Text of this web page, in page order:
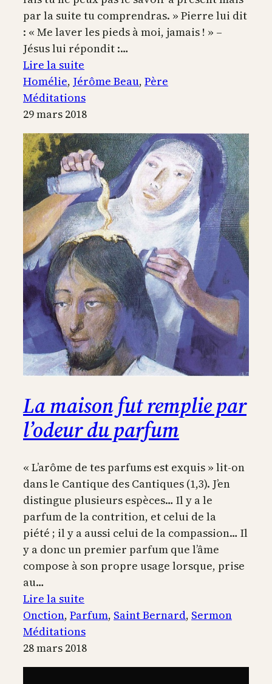
par la suite tu comprendras. » Pierre lui dit
: « Me laver les pieds à moi, jamais ! » –
Jésus lui répondit :…
Lire la suite
Acceptez
que
le
Christ
soit
à
genoux
Homélie, Jérôme Beau, Père
Méditations
29 mars 2018
La maison fut remplie par
l’odeur du parfum
« L’arôme de tes parfums est exquis » lit-on
dans le Cantique des Cantiques (1,3). J’en
distingue plusieurs espèces… Il y a le
parfum de la contrition, et celui de la
piété ; il y a aussi celui de la compassion… Il
y a donc un premier parfum que l’âme
compose à son propre usage lorsque, prise
au…
Lire la suite
La
maison
fut
remplie
Onction, Parfum, Saint Bernard, Sermon
Méditations
28 mars 2018